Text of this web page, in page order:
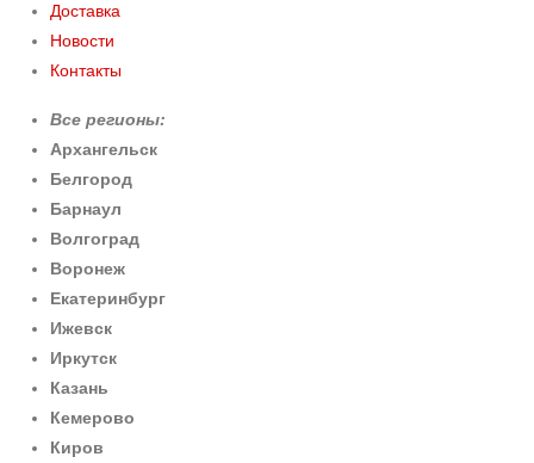
Доставка
Новости
Контакты
Все регионы:
Архангельск
Белгород
Барнаул
Волгоград
Воронеж
Екатеринбург
Ижевск
Иркутск
Казань
Кемерово
Киров